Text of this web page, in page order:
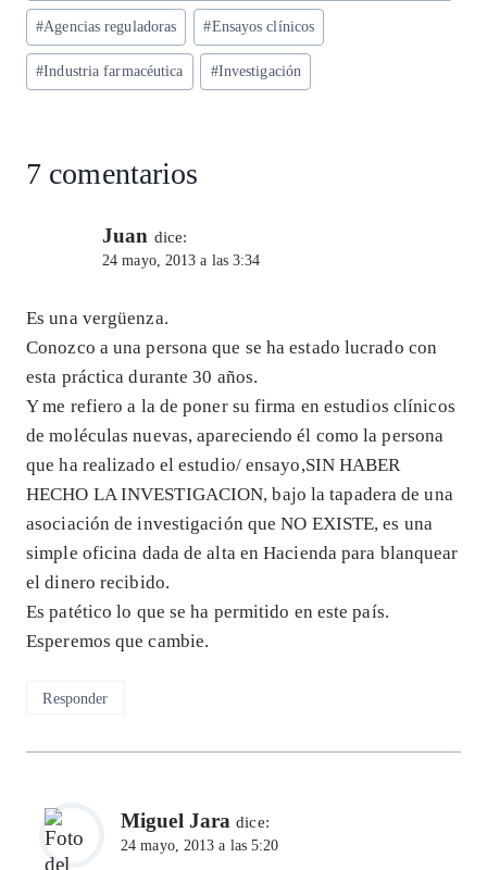
p
p
m o
k
n
la
entrada:
#Agencias reguladoras #Ensayos clínicos
#Industria farmacéutica #Investigación
7 comentarios
Juan dice:
24 mayo, 2013 a las 3:34
Es una vergüenza.
Conozco a una persona que se ha estado lucrado con
esta práctica durante 30 años.
Y me refiero a la de poner su firma en estudios clínicos
de moléculas nuevas, apareciendo él como la persona
que ha realizado el estudio/ ensayo,SIN HABER
HECHO LA INVESTIGACION, bajo la tapadera de una
asociación de investigación que NO EXISTE, es una
simple oficina dada de alta en Hacienda para blanquear
el dinero recibido.
Es patético lo que se ha permitido en este país.
Esperemos que cambie.
Responder
Miguel Jara dice:
24 mayo, 2013 a las 5:20